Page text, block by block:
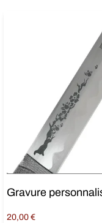
20,00 €